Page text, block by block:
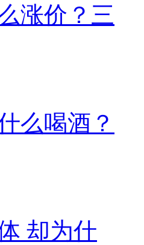
涨价？三
么喝酒？
却为什